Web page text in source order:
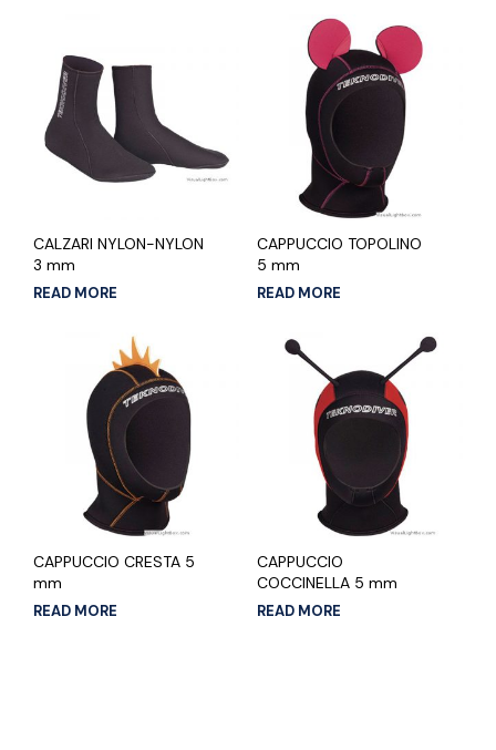
CALZARI NYLON-NYLON
3 mm
READ MORE
CAPPUCCIO TOPOLINO
5 mm
READ MORE
CAPPUCCIO CRESTA 5
mm
READ MORE
CAPPUCCIO
COCCINELLA 5 mm
READ MORE